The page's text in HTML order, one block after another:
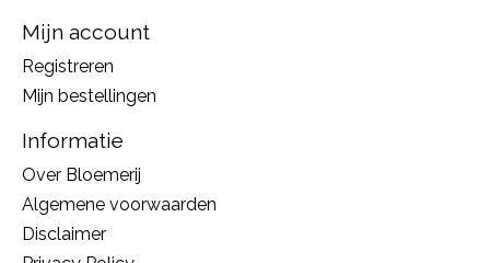
Mijn account
Registreren
Mijn bestellingen
Informatie
Over Bloemerij
Algemene voorwaarden
Disclaimer